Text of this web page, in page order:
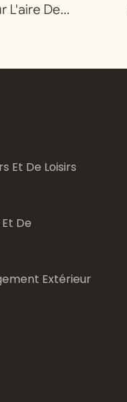
L'aire De
Et De Loisirs
De
Extérieur